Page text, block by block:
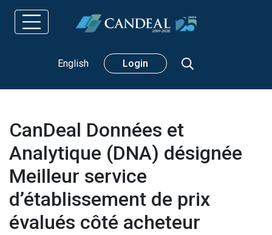
English Login Rechercher
CanDeal Données et
Analytique (DNA) désignée
Meilleur service
d’établissement de prix
évalués côté acheteur